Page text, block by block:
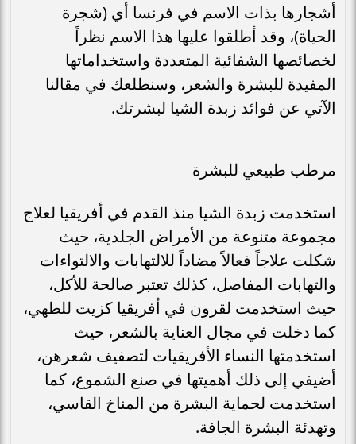
أشجارها بذات الاسم في فرنسا أي (شجرة
الحياة)، وقد أطلقوا عليها هذا الاسم نظراً
لخصائصها الشفائية المتعددة واستخداماتها
المفيدة للبشرة والشعر، وسنطلعك في مقالنا
الآتي عن فوائد زبدة الشيا لبشرتك.
مرطب طبيعي للبشرة
استخدمت زبدة الشيا منذ القدم في أفريقيا لعلاج
مجموعة متنوعة من الأمراض الجلدية، حيث
شكلت علاجاً فعالاً مضاداً للالتهابات والالتواءات
والتهابات المفاصل، كذلك تعتبر صالحة للأكل،
حيث استخدمت لقرون في أفريقيا كزيت للطهي،
كما دخلت في مجال العناية بالشعر، حيث
استخدمتها النساء الأفريقيات لتصفيف شعرهن،
أضيفي إلى ذلك أهميتها في صنع الشموع، كما
استخدمت لحماية البشرة من المناخ القاسي،
وتهدئة البشرة الجافة.